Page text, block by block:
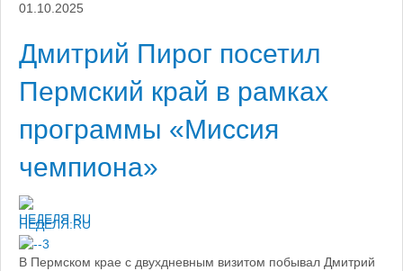
01.10.2025
Дмитрий Пирог посетил
Пермский край в рамках
программы «Миссия
чемпиона»
НЕДЕЛЯ.RU
В Пермском крае с двухдневным визитом побывал Дмитрий